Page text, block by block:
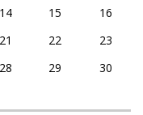
14 15
16
21 22
23
28 29
30